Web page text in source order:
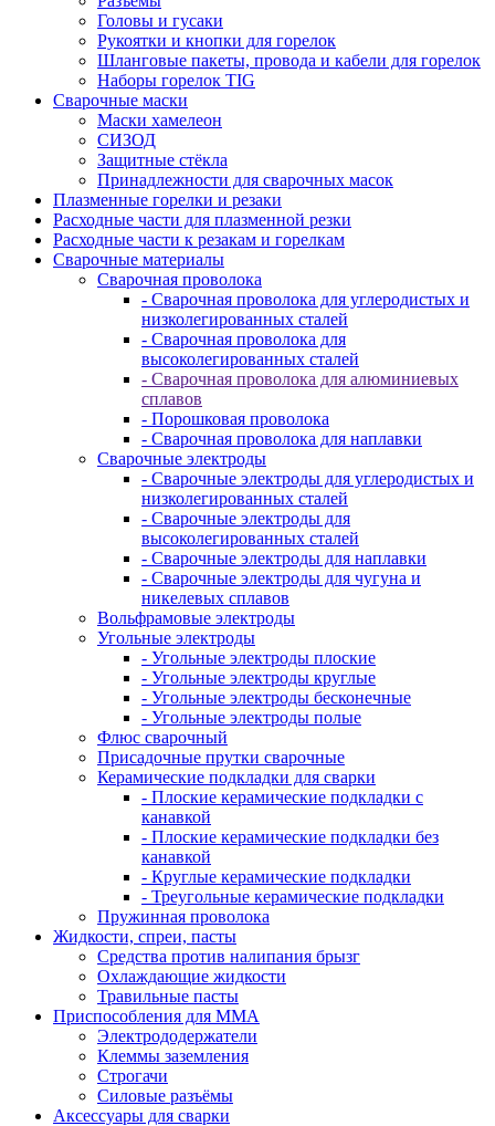
Головы и гусаки
Рукоятки и кнопки для горелок
Шланговые пакеты, провода и кабели для горелок
Наборы горелок TIG
Сварочные маски
Маски хамелеон
СИЗОД
Защитные стёкла
Принадлежности для сварочных масок
Плазменные горелки и резаки
Расходные части для плазменной резки
Расходные части к резакам и горелкам
Сварочные материалы
Сварочная проволока
- Сварочная проволока для углеродистых и
низколегированных сталей
- Сварочная проволока для
высоколегированных сталей
- Сварочная проволока для алюминиевых
сплавов
- Порошковая проволока
- Сварочная проволока для наплавки
Сварочные электроды
- Сварочные электроды для углеродистых и
низколегированных сталей
- Сварочные электроды для
высоколегированных сталей
- Сварочные электроды для наплавки
- Сварочные электроды для чугуна и
никелевых сплавов
Вольфрамовые электроды
Угольные электроды
- Угольные электроды плоские
- Угольные электроды круглые
- Угольные электроды бесконечные
- Угольные электроды полые
Флюс сварочный
Присадочные прутки сварочные
Керамические подкладки для сварки
- Плоские керамические подкладки с
канавкой
- Плоские керамические подкладки без
канавкой
- Круглые керамические подкладки
- Треугольные керамические подкладки
Пружинная проволока
Жидкости, спреи, пасты
Средства против налипания брызг
Охлаждающие жидкости
Травильные пасты
Приспособления для ММА
Электрододержатели
Клеммы заземления
Строгачи
Силовые разъёмы
Аксессуары для сварки